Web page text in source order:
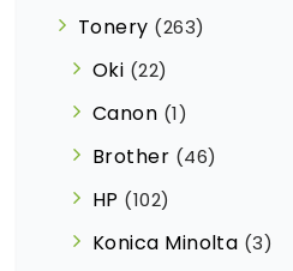
Tonery (263)
Oki (22)
Canon (1)
Brother (46)
HP (102)
Konica Minolta (3)